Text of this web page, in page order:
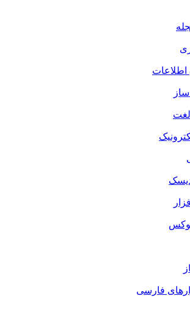
اطلاعات
فارسی